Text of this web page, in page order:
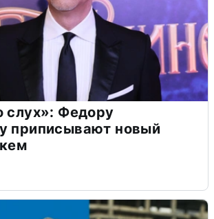
слух»: Федору
приписывают новый